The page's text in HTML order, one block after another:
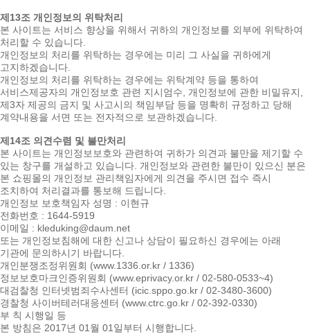
제13조 개인정보의 위탁처리
본 사이트는 서비스 향상을 위해서 귀하의 개인정보를 외부에 위탁하여
처리할 수 있습니다.
개인정보의 처리를 위탁하는 경우에는 미리 그 사실을 귀하에게
고지하겠습니다.
개인정보의 처리를 위탁하는 경우에는 위탁계약 등을 통하여
서비스제공자의 개인정보호 관련 지시엄수, 개인정보에 관한 비밀유지,
제3자 제공의 금지 및 사고시의 책임부담 등을 명확히 규정하고 당해
계약내용을 서면 또는 전자적으로 보관하겠습니다.
제14조 의견수렴 및 불만처리
본 사이트는 개인정보보호와 관련하여 귀하가 의견과 불만을 제기할 수
있는 창구를 개설하고 있습니다. 개인정보와 관련한 불만이 있으신 분은
본 쇼핑몰의 개인정보 관리책임자에게 의견을 주시면 접수 즉시
조치하여 처리결과를 통보해 드립니다.
개인정보 보호책임자 성명 : 이현규
전화번호 : 1644-5919
이메일 : kleduking@daum.net
또는 개인정보침해에 대한 신고나 상담이 필요하신 경우에는 아래
기관에 문의하시기 바랍니다.
개인분쟁조정위원회 (www.1336.or.kr / 1336)
정보보호마크인증위원회 (www.eprivacy.or.kr / 02-580-0533~4)
대검찰청 인터넷범죄수사센터 (icic.sppo.go.kr / 02-3480-3600)
경찰청 사이버테러대응센터 (www.ctrc.go.kr / 02-392-0330)
부 칙 시행일 등
본 방침은 2017년 01월 01일부터 시행합니다.